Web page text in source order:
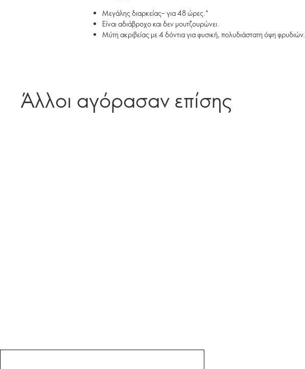
Μεγάλης διαρκείας– για 48 ώρες.*
Είναι αδιάβροχο και δεν μουτζουρώνει.
Μύτη ακριβείας με 4 δόντια για φυσική, πολυδιάστατη όψη φρυδιών.
Άλλοι αγόρασαν επίσης